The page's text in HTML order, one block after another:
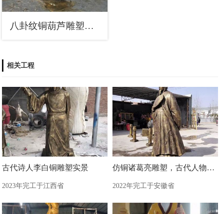
八卦纹铜葫芦雕塑，铸铜工艺制作
相关工程
古代诗人李白铜雕塑实景
2023年完工于江西省
仿铜诸葛亮雕塑，古代人物雕塑
2022年完工于安徽省